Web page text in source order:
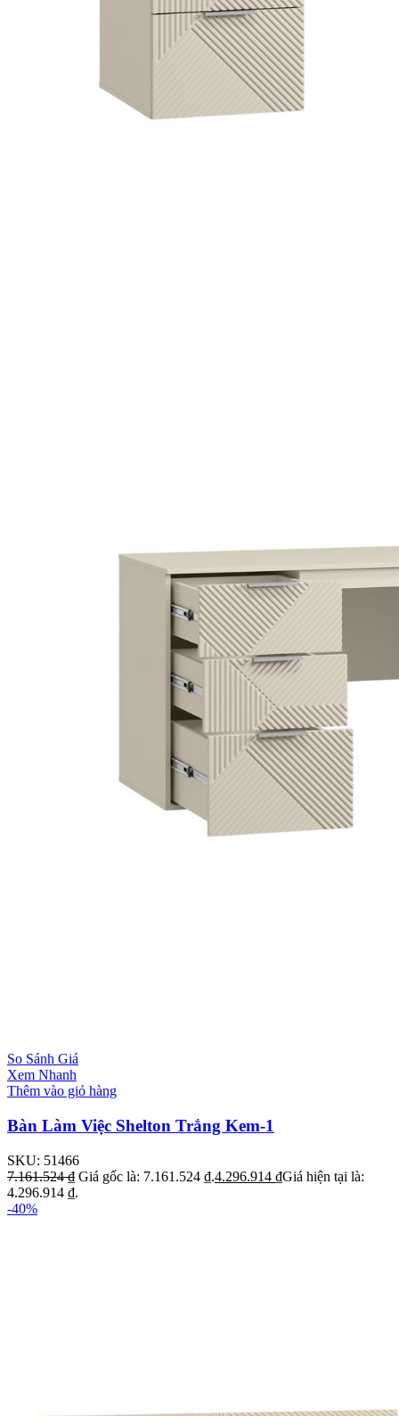
So Sánh Giá
Xem Nhanh
Thêm vào giỏ hàng
Bàn Làm Việc Shelton Trắng Kem-1
SKU: 51466
7.161.524₫ Giá gốc là: 7.161.524 ₫.4.296.914 ₫Giá hiện tại là:
4.296.914 ₫.
-40%